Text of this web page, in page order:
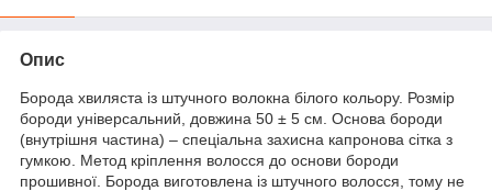
Опис
Борода хвиляста із штучного волокна білого кольору. Розмір
бороди універсальний, довжина 50 ± 5 см. Основа бороди
(внутрішня частина) – спеціальна захисна капронова сітка з
гумкою. Метод кріплення волосся до основи бороди
прошивної. Борода виготовлена із штучного волосся, тому не